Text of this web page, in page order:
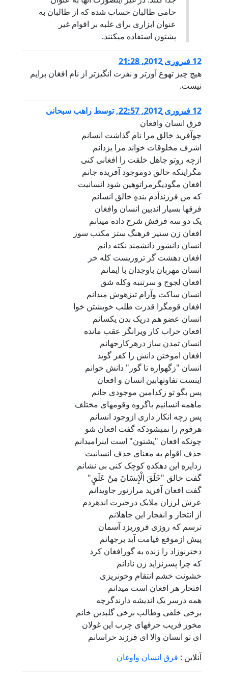
حامی طالبان حساب شده که از طالبان به
عنوان ابزاری برای غلبه بر اقوام غیر
پشتون استفاده میکنند.
12 فبروری 2012, 21:28
هیچ چیز تهوع آورتر و نفرت انگیزتر از نام افغان برایم
نیست.
12 فبروری 2012, 22:57 ,توسط راهب سبحانی
فرق انسان وافغان
چوآفرید خالق مرا نام گذاشت انسانم
اشرف مخلوقات خواند مرا یزدانم
ازچه روتو جاهل خلقت را افغانی کنی
مگراینکه خالق دوموجود آفریده جانم
افغان مگودیگرمراتوهین شود انسانیت
که من فرزندآدم بندهِ خالق انسانم
فرقها بسیار اندبین انسان وافغان
یک دو سه فرقش شرح داده میتانم
افغان زن ستیز فرهنگ ستز مکتب سوز
انسان دانشور دانشمند نکته دانم
افغان دهشت گر تروریست کله خر
انسان مهربان باوجدان با ایمانم
افغان لجوج و سرتنبه وکله شق
انسان ساکت وآرام تیزهوش میدانم
افغان قومگرا قدرت طلب خویشتن خوا
انسان عضو هم دریک بدن یکسانم
افغان خراب کار ویرانگر عقب مانده
انسان تمدن ساز درهرکارجهانم
افغان اموختن دانش را کفر گوید
انسان "زگهواره تا گور" دانش خوانم
اینست تفاوتهابین انسان و افغان
پس بگو تو زکدامین موجودی جانم
ماهمه انسانیم باگروه وقومهای مختلف
پس زچه انکار داری ازوجود انسانم
هرقوم را نمیشودکه گفت افغان شو
چونکه افغان "پشتون" است اینرامیدانم
حذف اقوام به معنای حذف انسانیت
زدایرهِ این دهکدهِ کوچک کنی بی نشانم
گفت خالق "خَلَقَ الْإِنسَانَ مِنْ عَلَقٍ"
گفت افغان آفرید مرازنور جاویدانم
عرش لرزان ملایک درحیرت اندهردم
از انتحار و انفجار این جاهلانم
ترسم که روزی فروریزد آسمان
پیش ازموقع قیامت آید برجهانم
دخترنوزاد را زنده به گورافغان کرد
که چرا پسرنزاید زن نادانم
خشونت خشم انتقام وخونریزی
افتخار هر افغان است میدانم
همه درسر یک اندیشه دارندگرچه
برخی خلقی وطالب برخی گلبدین خانم
مخور فریب حرفهای چرب این غولان
ای تو انسان والا ای فرزند خراسانم
آنلاین : فرق انسان واوغان